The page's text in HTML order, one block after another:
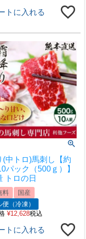
トに入れる
(中トロ)馬刺し【約
パック（500ｇ）】
トロの日
料
国産
（冷凍）
¥12,628税込
トに入れる